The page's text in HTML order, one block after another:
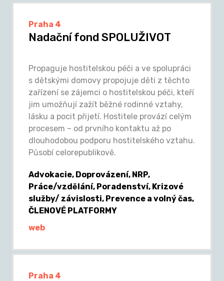
Praha 4
Nadační fond SPOLUŽIVOT
Propaguje hostitelskou péči a ve spolupráci
s dětskými domovy propojuje děti z těchto
zařízení se zájemci o hostitelskou péči, kteří
jim umožňují zažít běžné rodinné vztahy,
lásku a pocit přijetí. Hostitele provází celým
procesem – od prvního kontaktu až po
dlouhodobou podporu hostitelského vztahu.
Působí celorepublikově.
Advokacie, Doprovázení, NRP,
Práce/vzdělání, Poradenství, Krizové
služby/ závislosti, Prevence a volný čas,
ČLENOVÉ PLATFORMY
web
Praha 4